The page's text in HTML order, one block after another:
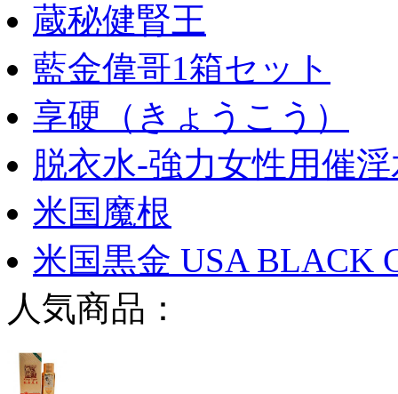
蔵秘健腎王
藍金偉哥1箱セット
享硬（きょうこう）
脱衣水-強力女性用催
米国魔根
米国黒金 USA BLACK
人気商品：